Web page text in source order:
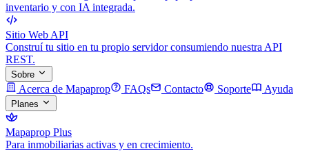
inventario y con IA integrada.
Sitio Web API
Construí tu sitio en tu propio servidor consumiendo nuestra API
REST.
Sobre
Acerca de Mapaprop FAQs Contacto Soporte Ayuda
Planes
Mapaprop Plus
Para inmobiliarias activas y en crecimiento.